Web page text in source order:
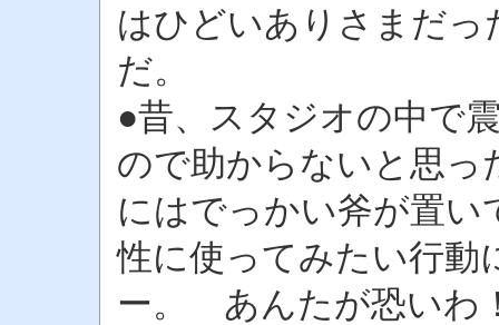
はひどいありさまだ
だ。
●昔、スタジオの中で
ので助からないと思っ
にはでっかい斧が置
性に使ってみたい行動
ー。 あんたが恐いわ